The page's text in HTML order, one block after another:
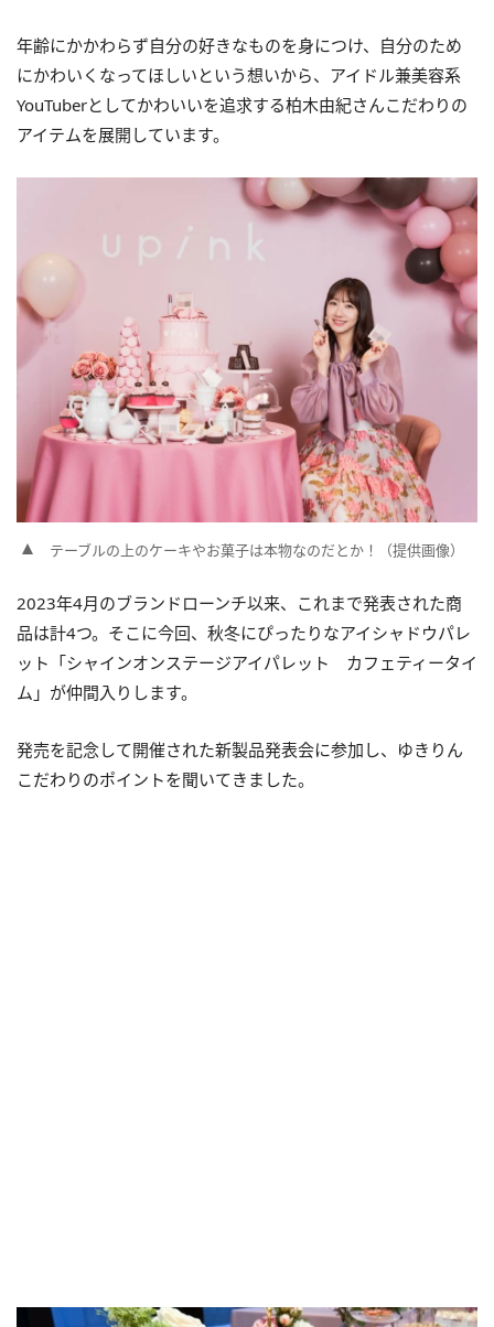
年齢にかかわらず自分の好きなものを身につけ、自分のため
にかわいくなってほしいという想いから、アイドル兼美容系
YouTuberとしてかわいいを追求する柏木由紀さんこだわりの
アイテムを展開しています。
テーブルの上のケーキやお菓子は本物なのだとか！（提供画像）
2023年4月のブランドローンチ以来、これまで発表された商
品は計4つ。そこに今回、秋冬にぴったりなアイシャドウパレ
ット「シャインオンステージアイパレット カフェティータイ
ム」が仲間入りします。
発売を記念して開催された新製品発表会に参加し、ゆきりん
こだわりのポイントを聞いてきました。